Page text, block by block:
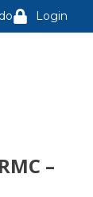
Login
–